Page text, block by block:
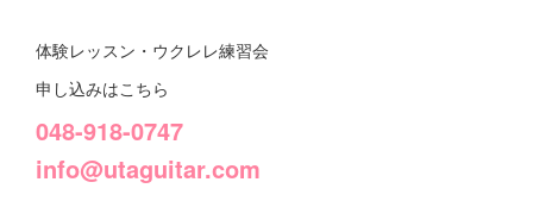
体験レッスン・ウクレレ練習会
申し込みはこちら
048-918-0747
info@utaguitar.com